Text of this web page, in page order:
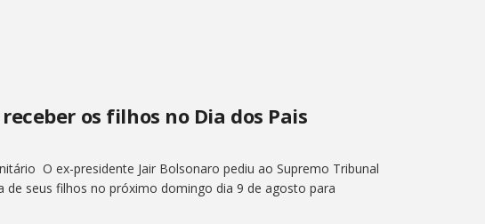
os filhos no Dia dos Pais
O ex-presidente Jair Bolsonaro pediu ao Supremo Tribunal
de seus filhos no próximo domingo dia 9 de agosto para